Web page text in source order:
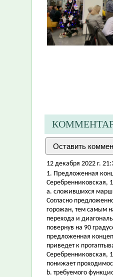
12 декабря 2022 г.
1. Предложенная
Серебренниковская,
a. сложившихся
Согласно
горожан, тем самым
перехода и
повернув на 90
предложенная
приведет к
Серебренниковская,
понижает
b. требуемого